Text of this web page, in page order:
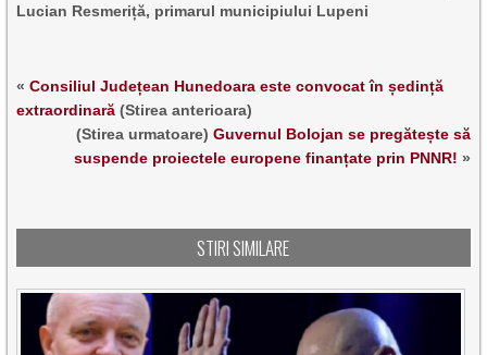
Lucian Resmeriță, primarul municipiului Lupeni
«Consiliul Județean Hunedoara este convocat în ședință
extraordinară (Stirea anterioara)
(Stirea urmatoare) Guvernul Bolojan se pregătește să
suspende proiectele europene finanțate prin PNNR! »
STIRI SIMILARE